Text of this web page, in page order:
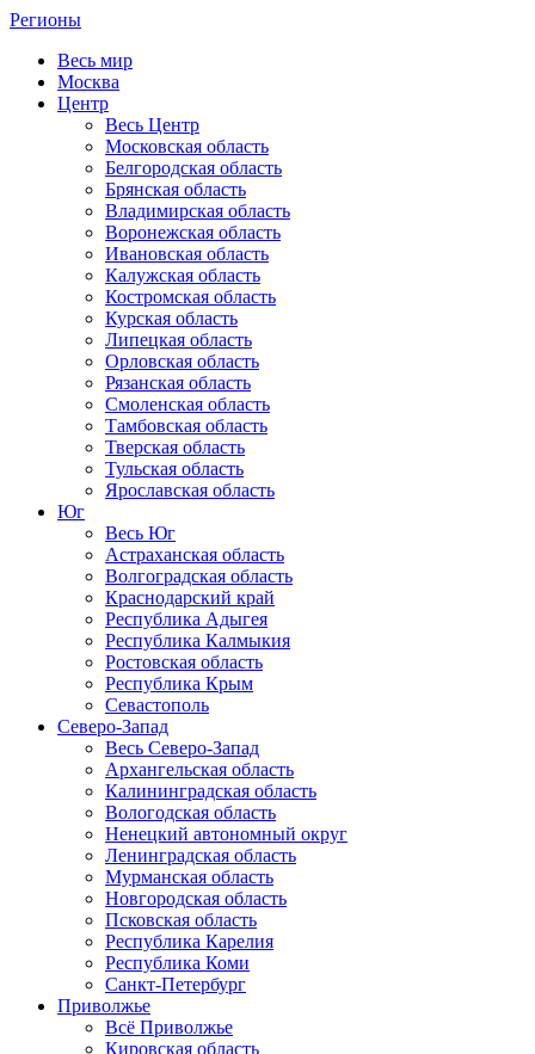
Регионы
Весь мир
Москва
Центр
Весь Центр
Московская область
Белгородская область
Брянская область
Владимирская область
Воронежская область
Ивановская область
Калужская область
Костромская область
Курская область
Липецкая область
Орловская область
Рязанская область
Смоленская область
Тамбовская область
Тверская область
Тульская область
Ярославская область
Юг
Весь Юг
Астраханская область
Волгоградская область
Краснодарский край
Республика Адыгея
Республика Калмыкия
Ростовская область
Республика Крым
Севастополь
Северо-Запад
Весь Северо-Запад
Архангельская область
Калининградская область
Вологодская область
Ненецкий автономный округ
Ленинградская область
Мурманская область
Новгородская область
Псковская область
Республика Карелия
Республика Коми
Санкт-Петербург
Приволжье
Всё Приволжье
Кировская область